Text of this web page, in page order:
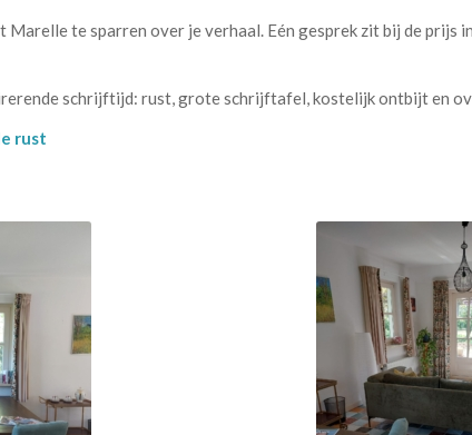
Marelle te sparren over je verhaal. Eén gesprek zit bij de
schrijftijd: rust, grote schrijftafel, kostelijk ontbijt en
rust